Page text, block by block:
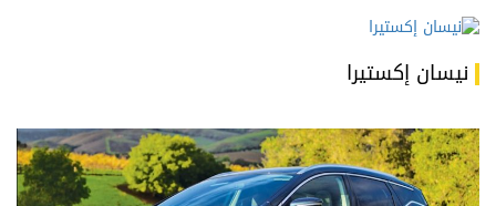
نيسان إكستيرا